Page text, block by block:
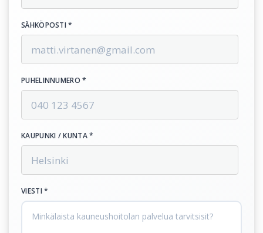
SÄHKÖPOSTI *
PUHELINNUMERO *
KAUPUNKI / KUNTA *
VIESTI *